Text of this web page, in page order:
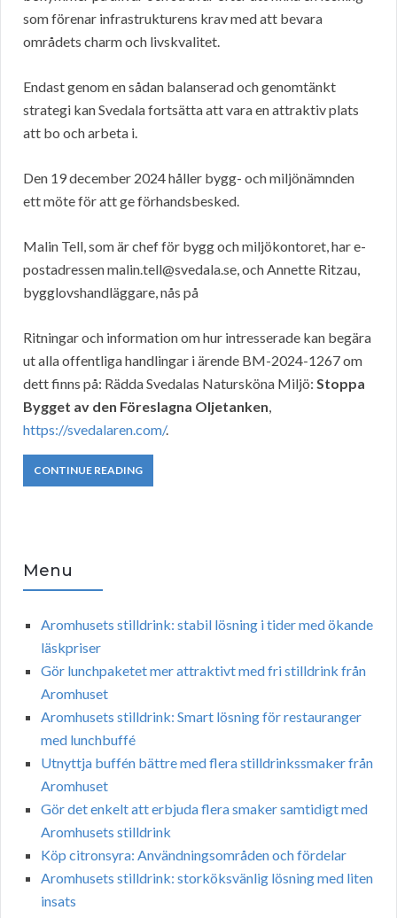
som förenar infrastrukturens krav med att bevara
områdets charm och livskvalitet.
Endast genom en sådan balanserad och genomtänkt
strategi kan Svedala fortsätta att vara en attraktiv plats
att bo och arbeta i.
Den 19 december 2024 håller bygg- och miljönämnden
ett möte för att ge förhandsbesked.
Malin Tell, som är chef för bygg och miljökontoret, har e-
postadressen malin.tell@svedala.se, och Annette Ritzau,
bygglovshandläggare, nås på
Ritningar och information om hur intresserade kan begära
ut alla offentliga handlingar i ärende BM-2024-1267 om
dett finns på: Rädda Svedalas Natursköna Miljö: Stoppa
Bygget av den Föreslagna Oljetanken,
https://svedalaren.com/.
CONTINUE READING
Menu
Aromhusets stilldrink: stabil lösning i tider med ökande
läskpriser
Gör lunchpaketet mer attraktivt med fri stilldrink från
Aromhuset
Aromhusets stilldrink: Smart lösning för restauranger
med lunchbuffé
Utnyttja buffén bättre med flera stilldrinkssmaker från
Aromhuset
Gör det enkelt att erbjuda flera smaker samtidigt med
Aromhusets stilldrink
Köp citronsyra: Användningsområden och fördelar
Aromhusets stilldrink: storköksvänlig lösning med liten
insats